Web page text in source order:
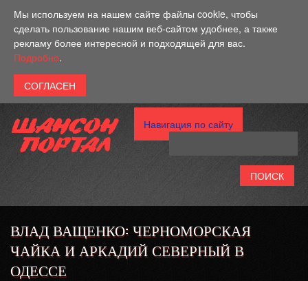
Мы используем на нашем сайте файлы cookie, чтобы
сделать пользование нашим веб-сайтом удобнее, а также
рекламу более интересной и подходящей для вас.
Подробно.
Навигация по сайту
ВЛАД ВАЩЕНКО: ЧЕРНОМОРСКАЯ
ЧАЙКА И АРКАДИЙ СЕВЕРНЫЙ В
ОДЕССЕ